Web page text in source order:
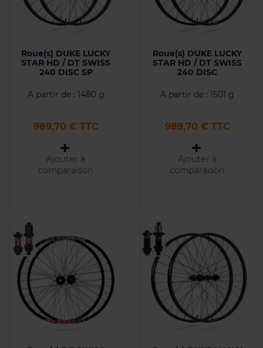
Roue(s) DUKE LUCKY
STAR HD / DT SWISS
240 DISC SP
A partir de : 1480 g
Prix
989,70 € TTC
Ajouter à
comparaison
Roue(s) DUKE LUCKY
STAR HD / DT SWISS
240 DISC
A partir de : 1501 g
Prix
989,70 € TTC
Ajouter à
comparaison